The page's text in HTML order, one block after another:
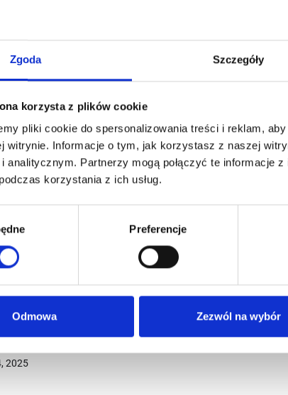
Zgoda Szczegóły
korzysta z plików cookie
pliki cookie do spersonalizowania treści i reklam,
witrynie. Informacje o tym, jak korzystasz z naszej
analitycznym. Partnerzy mogą połączyć te informacje
korzystania z ich usług.
Preferencje
Odmowa Zezwól na wybór
Began?
that brings in money while being built on
about myself, the beginnings of my business,
goals, and plans for the future. 🚀
2025